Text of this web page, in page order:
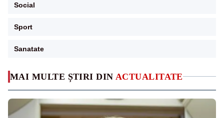
MAI MULTE ȘTIRI DIN ACTUALITATE
Social
Sport
Sanatate